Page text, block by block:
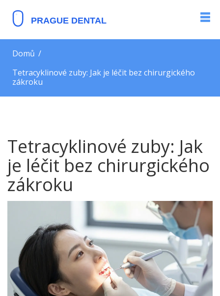
Domů
Tetracyklinové zuby: Jak je léčit bez chirurgického
zákroku
Tetracyklinové zuby: Jak
je léčit bez chirurgického
zákroku